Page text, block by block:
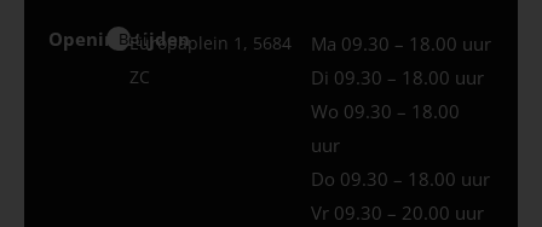
Openingstijden
Best
Europaplein 1, 5684
ZC
Ma 09.30 – 18.00 uur
Di 09.30 – 18.00 uur
Wo 09.30 – 18.00
uur
Do 09.30 – 18.00 uur
Vr 09.30 – 20.00 uur